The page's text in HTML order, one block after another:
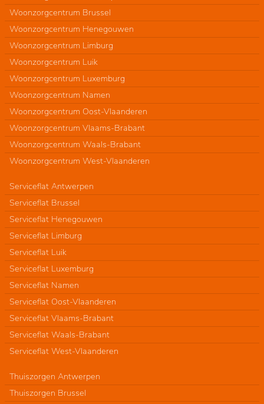
Woonzorgcentrum Brussel
Woonzorgcentrum Henegouwen
Woonzorgcentrum Limburg
Woonzorgcentrum Luik
Woonzorgcentrum Luxemburg
Woonzorgcentrum Namen
Woonzorgcentrum Oost-Vlaanderen
Woonzorgcentrum Vlaams-Brabant
Woonzorgcentrum Waals-Brabant
Woonzorgcentrum West-Vlaanderen
Serviceflat Antwerpen
Serviceflat Brussel
Serviceflat Henegouwen
Serviceflat Limburg
Serviceflat Luik
Serviceflat Luxemburg
Serviceflat Namen
Serviceflat Oost-Vlaanderen
Serviceflat Vlaams-Brabant
Serviceflat Waals-Brabant
Serviceflat West-Vlaanderen
Thuiszorgen Antwerpen
Thuiszorgen Brussel